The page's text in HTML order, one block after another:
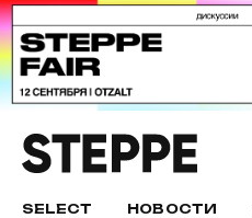
SELECT НОВОСТИ